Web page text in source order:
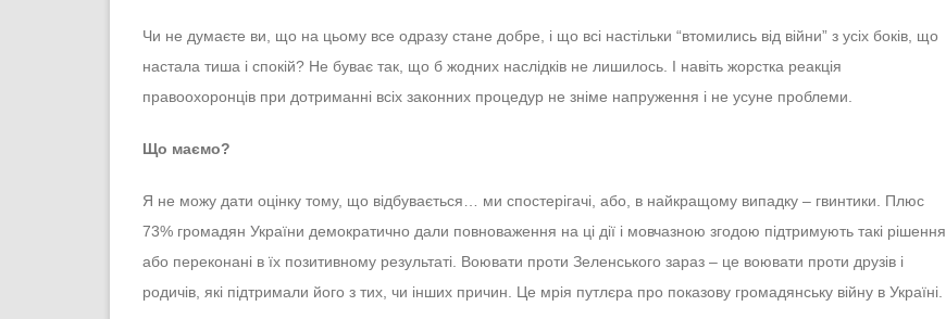
Чи не думаєте ви, що на цьому все одразу стане добре, і що всі настільки “втомились від війни” з усіх боків, що
настала тиша і спокій? Не буває так, що б жодних наслідків не лишилось. І навіть жорстка реакція
правоохоронців при дотриманні всіх законних процедур не зніме напруження і не усуне проблеми.
Що маємо?
Я не можу дати оцінку тому, що відбувається… ми спостерігачі, або, в найкращому випадку – гвинтики. Плюс
73% громадян України демократично дали повноваження на ці дії і мовчазною згодою підтримують такі рішення,
або переконані в їх позитивному результаті. Воювати проти Зеленського зараз – це воювати проти друзів і
родичів, які підтримали його з тих, чи інших причин. Це мрія путлєра про показову громадянську війну в Україні.